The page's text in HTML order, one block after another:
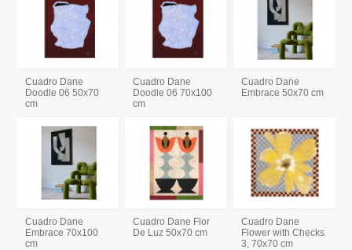
Cuadro Dane
Doodle 06 50x70
cm
Cuadro Dane
Doodle 06 70x100
cm
Cuadro Dane
Embrace 50x70 cm
Cuadro Dane
Embrace 70x100
cm
Cuadro Dane Flor
De Luz 50x70 cm
Cuadro Dane
Flower with Checks
3, 70x70 cm